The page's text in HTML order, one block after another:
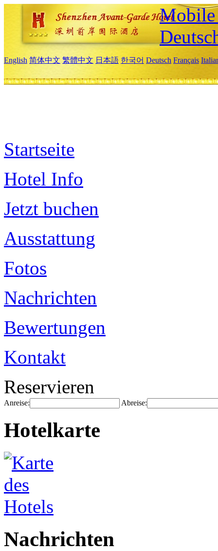
Mobile
English 简体中文 繁體中文 日本語 한국어 Deutsch Français
Startseite
Hotel Info
Jetzt buchen
Ausstattung
Fotos
Nachrichten
Bewertungen
Kontakt
Reservieren
Anreise: Abreise:
Hotelkarte
Nachrichten